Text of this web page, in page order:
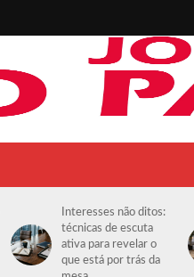
Interesses não ditos:
técnicas de escuta
ativa para revelar o
que está por trás da